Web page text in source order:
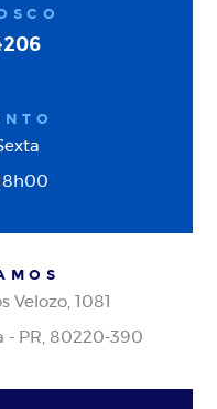
Velozo, 1081
- PR, 80220-390